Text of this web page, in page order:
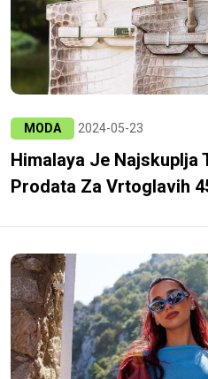
MODA 2024-05-23
Himalaya Je Najskuplja
Prodata Za Vrtoglavih